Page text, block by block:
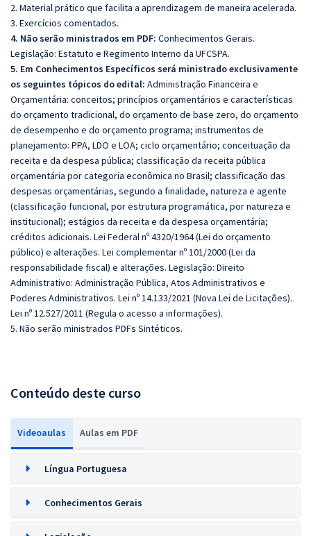
2. Material prático que facilita a aprendizagem de maneira acelerada.
3. Exercícios comentados.
4. Não serão ministrados em PDF: Conhecimentos Gerais.
Legislação: Estatuto e Regimento Interno da UFCSPA.
5. Em Conhecimentos Específicos será ministrado exclusivamente
os seguintes tópicos do edital: Administração Financeira e
Orçamentária: conceitos; princípios orçamentários e características
do orçamento tradicional, do orçamento de base zero, do orçamento
de desempenho e do orçamento programa; instrumentos de
planejamento: PPA, LDO e LOA; ciclo orçamentário; conceituação da
receita e da despesa pública; classificação da receita pública
orçamentária por categoria econômica no Brasil; classificação das
despesas orçamentárias, segundo a finalidade, natureza e agente
(classificação funcional, por estrutura programática, por natureza e
institucional); estágios da receita e da despesa orçamentária;
créditos adicionais. Lei Federal nº 4320/1964 (Lei do orçamento
público) e alterações. Lei complementar nº 101/2000 (Lei da
responsabilidade fiscal) e alterações. Legislação: Direito
Administrativo: Administração Pública, Atos Administrativos e
Poderes Administrativos. Lei nº 14.133/2021 (Nova Lei de Licitações).
Lei nº 12.527/2011 (Regula o acesso a informações).
5. Não serão ministrados PDFs Sintéticos.
Conteúdo deste curso
Videoaulas Aulas em PDF
Língua Portuguesa
Conhecimentos Gerais